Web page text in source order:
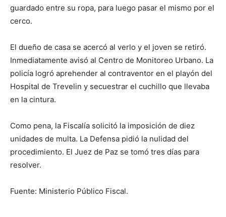
guardado entre su ropa, para luego pasar el mismo por el
cerco.
El dueño de casa se acercó al verlo y el joven se retiró.
Inmediatamente avisó al Centro de Monitoreo Urbano. La
policía logró aprehender al contraventor en el playón del
Hospital de Trevelin y secuestrar el cuchillo que llevaba
en la cintura.
Como pena, la Fiscalía solicitó la imposición de diez
unidades de multa. La Defensa pidió la nulidad del
procedimiento. El Juez de Paz se tomó tres días para
resolver.
Fuente: Ministerio Público Fiscal.